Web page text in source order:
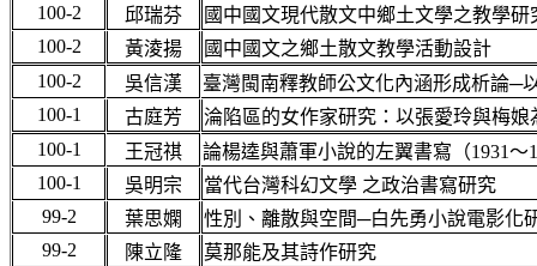
100-2
邱瑞芬
國中國文現代散文中鄉土文學之教學研
100-2
黃淩揚
國中國文之鄉土散文教學活動設計
100-2
吳信漢
臺灣閩南釋教師公文化內涵形成析論─
100-1
古庭芳
淪陷區的女作家研究：以張愛玲與梅娘
100-1
王冠祺
論楊逵與蕭軍小說的左翼書寫（1931～
100-1
吳明宗
當代台灣科幻文學 之政治書寫研究
99-2
葉思嫻
性別、離散與空間─白先勇小說電影化
99-2
陳立隆
莫那能及其詩作研究